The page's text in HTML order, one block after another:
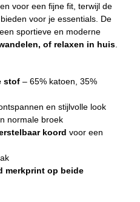
voor een fijne fit, terwijl de
voor je essentials. De
sportieve en moderne
of relaxen in huis
stof – 65% katoen, 35%
en stijlvolle look
normale broek
koord voor een
merkprint op beide